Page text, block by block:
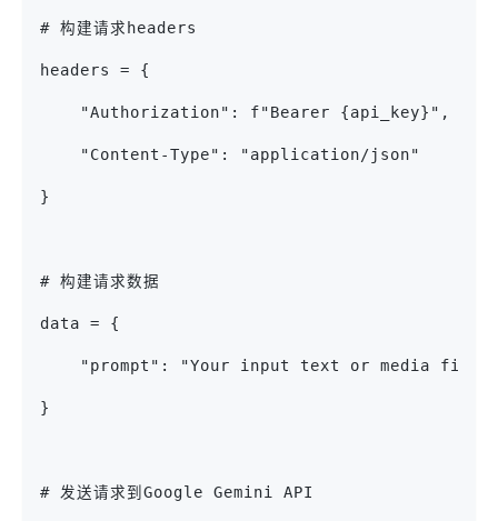
# 构建请求headers
headers = {
    "Authorization": f"Bearer {api_key}",
    "Content-Type": "application/json"
}
# 构建请求数据
data = {
"prompt": "Your input text or media file
}
# 发送请求到Google Gemini API